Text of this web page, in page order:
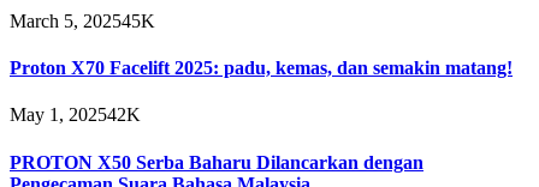
March 5, 202545K
Proton X70 Facelift 2025: padu, kemas, dan semakin matang!
May 1, 202542K
PROTON X50 Serba Baharu Dilancarkan dengan